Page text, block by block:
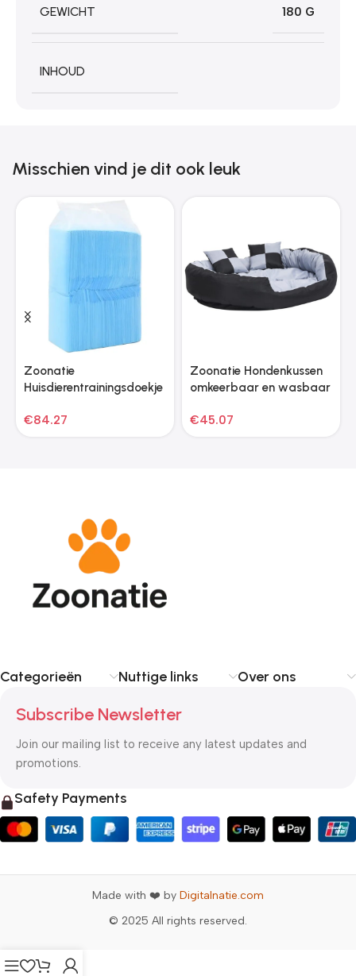
GEWICHT 180 G
INHOUD
Misschien vind je dit ook leuk
Zoonatie
Huisdierentrainingsdoekje
nonwoven stof
€84.27
Zoonatie Hondenkussen
omkeerbaar en wasbaar
zwart
€45.07
Categorieën Nuttige links Over ons
Subscribe Newsletter
Join our mailing list to receive any latest updates and
promotions.
Safety Payments
Made with ❤️ by Digitalnatie.com
© 2025 All rights reserved.